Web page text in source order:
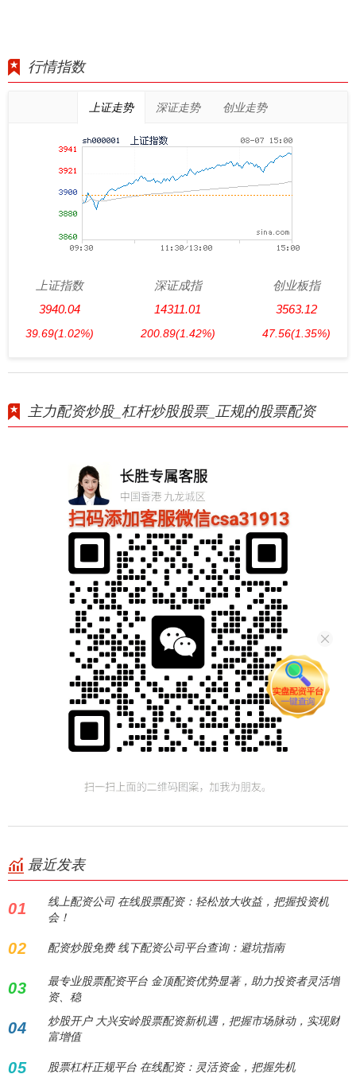
行情指数
上证走势 深证走势 创业走势
上证指数
3940.04
39.69(1.02%)
深证成指
14311.01
200.89(1.42%)
创业板指
3563.12
47.56(1.35%)
主力配资炒股_杠杆炒股股票_正规的股票配资
最近发表
01
线上配资公司 在线股票配资：轻松放大收益，把握投资机
会！
02 配资炒股免费 线下配资公司平台查询：避坑指南
03
最专业股票配资平台 金顶配资优势显著，助力投资者灵活增
资、稳
04
炒股开户 大兴安岭股票配资新机遇，把握市场脉动，实现财
富增值
05 股票杠杆正规平台 在线配资：灵活资金，把握先机